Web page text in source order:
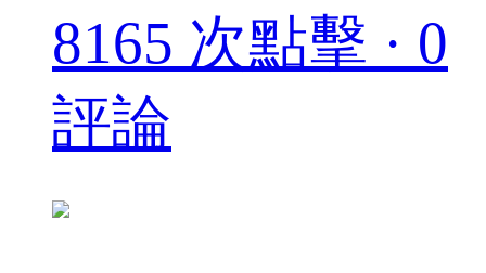
8165 次點擊 · 0
評論